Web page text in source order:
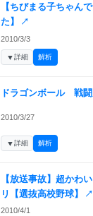
【ちびまる子ちゃん
た】
↗
2010/3/3
▼詳細 解析
ドラゴンボール 戦
2010/3/27
▼詳細 解析
【放送事故】超かわ
リ【選抜高校野球】
↗
2010/4/1